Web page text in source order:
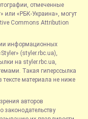
отмеченные
или «РБК-Украина», могут
Commons Attribution
информационных
(styler.rbc.ua),
на styler.rbc.ua,
Такая гиперссылка
материала не ниже
авторов
законодательству